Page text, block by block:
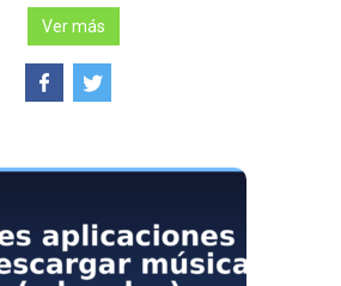
Ver más